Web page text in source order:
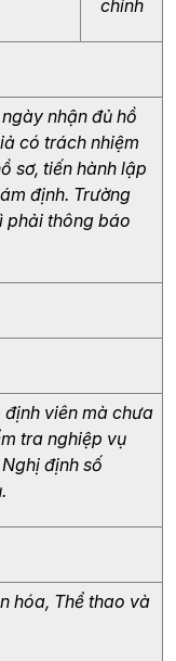
chính
nhận đủ hồ
có trách nhiệm
sơ, tiến hành lập
định. Trường
phải thông báo
định viên mà chưa
tra nghiệp vụ
định số
hóa, Thể thao và